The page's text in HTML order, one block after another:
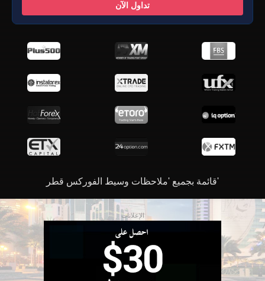
تداول الآن
قائمة بجميع 'ملاحظات وسيط الفوركس قطر'
الإعلانات